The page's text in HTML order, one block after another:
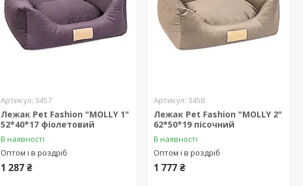
3457
Лежак Pet Fashion "MOLLY 1"
52*40*17 фіолетовий
В наявності
Оптом і в роздріб
1 287 ₴
3458
Лежак Pet Fashion "MOLLY 2"
62*50*19 пісочний
В наявності
Оптом і в роздріб
1 777 ₴